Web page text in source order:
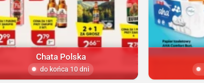
Chata Polska
do końca 10 dni